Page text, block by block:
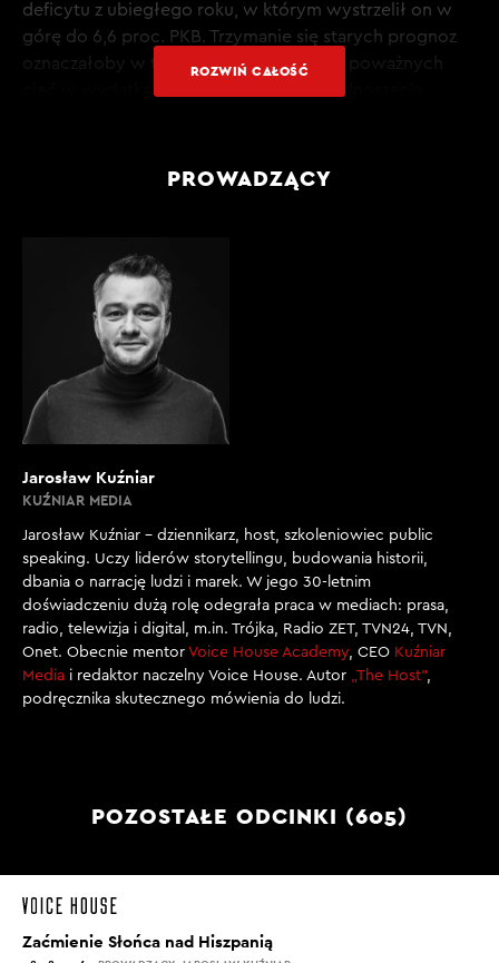
deficytu z ubiegłego roku, w którym wystrzelił on w
górę do 6,6 proc. PKB. Trzymanie się starych prognoz
oznaczałoby w tej sytuacji konieczność poważnych
ograniczania wydatków. Zaleciła nam to Komisja
Europejska w ramach procedury nadmiernego
deficytu.
PRZECZYTAJ TRANSKRYPCJĘ CAŁEGO ODCINKA W
ROZWIŃ CAŁOŚĆ
PROWADZĄCY
Jarosław Kuźniar
KUŹNIAR MEDIA
Jarosław Kuźniar – dziennikarz, host, szkoleniowiec public
speaking. Uczy liderów storytellingu, budowania historii,
dbania o narrację ludzi i marek. W jego 30-letnim
doświadczeniu dużą rolę odegrała praca w mediach: prasa,
radio, telewizja i digital, m.in. Trójka, Radio ZET, TVN24, TVN,
Onet. Obecnie mentor Voice House Academy, CEO Kuźniar
Media i redaktor naczelny Voice House. Autor „The Host”,
podręcznika skutecznego mówienia do ludzi.
POZOSTAŁE ODCINKI (605)
Zaćmienie Słońca nad Hiszpanią